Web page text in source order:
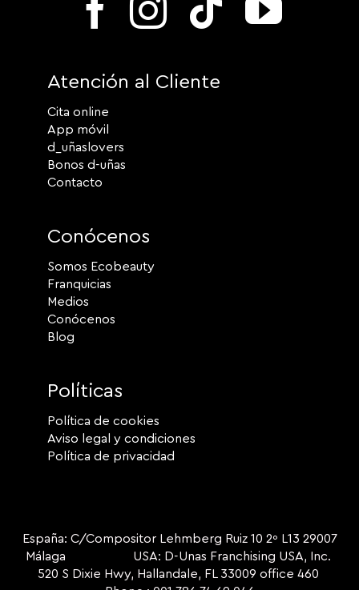
Atención al Cliente
Cita online
App móvil
d_uñaslovers
Bonos d-uñas
Contacto
Conócenos
Somos Ecobeauty
Franquicias
Medios
Conócenos
Blog
Políticas
Política de cookies
Aviso legal y condiciones
Política de privacidad
España: C/Compositor Lehmberg Ruiz 10 2º L13 29007
Málaga USA: D-Unas Franchising USA, Inc.
520 S Dixie Hwy, Hallandale, FL 33009 office 460